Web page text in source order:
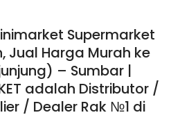
Supermarket
Jual Harga Murah ke
– Sumbar |
adalah Distributor /
/ Dealer Rak №1 di